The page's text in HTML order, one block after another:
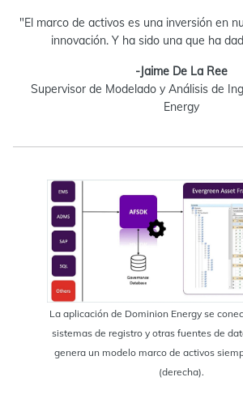
"El marco de activos es una inversión en
innovación. Y ha sido una que ha
-Jaime De La Ree
Supervisor de Modelado y Análisis de
Energy
La aplicación de Dominion Energy se
sistemas de registro y otras fuentes de
genera un modelo marco de activos
(derecha).